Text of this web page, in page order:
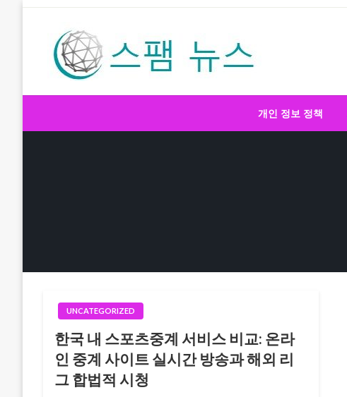
스팸 뉴스 개인 정보 정책
UNCATEGORIZED
한국 내 스포츠중계 서비스 비교: 온라
인 중계 사이트 실시간 방송과 해외 리
그 합법적 시청